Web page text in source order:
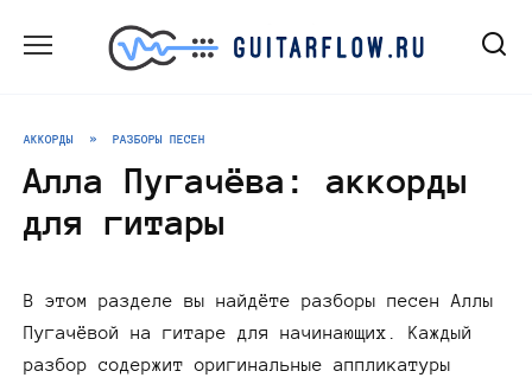
АККОРДЫ » РАЗБОРЫ ПЕСЕН
Алла Пугачёва: аккорды
для гитары
В этом разделе вы найдёте разборы песен Аллы
Пугачёвой на гитаре для начинающих. Каждый
разбор содержит оригинальные аппликатуры